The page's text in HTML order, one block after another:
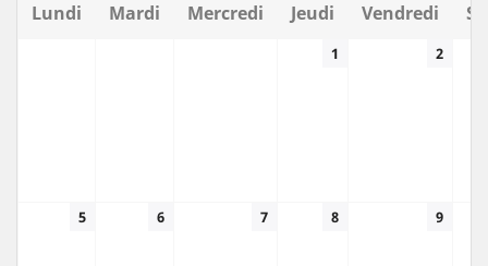
Lundi Mardi Mercredi Jeudi Vendredi
1 2
5 6 7 8 9